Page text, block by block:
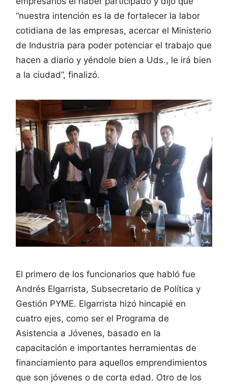
“nuestra intención es la de fortalecer la labor
cotidiana de las empresas, acercar el Ministerio
de Industria para poder potenciar el trabajo que
hacen a diario y yéndole bien a Uds., le irá bien
a la ciudad”, finalizó.
El primero de los funcionarios que habló fue
Andrés Elgarrista, Subsecretario de Política y
Gestión PYME. Elgarrista hizó hincapié en
cuatro ejes, como ser el Programa de
Asistencia a Jóvenes, basado en la
capacitación e importantes herramientas de
financiamiento para aquellos emprendimientos
que son jóvenes o de corta edad. Otro de los